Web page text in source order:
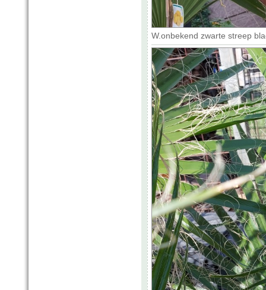
W.onbekend zwarte streep